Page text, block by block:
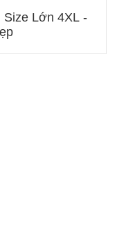
Lớn 4XL -